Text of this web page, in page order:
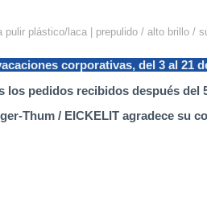
pulir plástico/laca | prepulido / alto brillo /
corporativas, del 3 al 21
los pedidos recibidos después del
Thum / EICKELIT agradece su